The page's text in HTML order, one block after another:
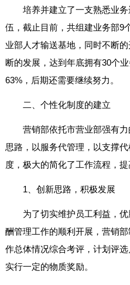
培养并建立了一支熟悉业
伍，截止目前，共组建业务部9
业部人才输送基地，同时不断
断的发展，达到年底拥有30个
63%，后期还需要继续努力。
二、个性化制度的建立
营销部依托市营业部强有
思路，以服务代管理，以支撑
度，极大的简化了工作流程，提
1、创新思路，积极发展
为了切实维护员工利益，
酬管理工作的顺利开展，营销
作总体情况综合考评，计划评
实行一定的物质奖励。